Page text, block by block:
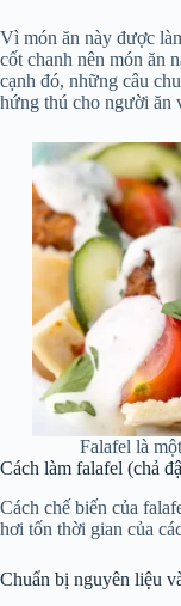
Vì món ăn này được
cốt chanh nên món ăn
cạnh đó, những câu
hứng thú cho người ăn
Falafel là
Cách làm falafel (chả
Cách chế biến của
hơi tốn thời gian của
Chuẩn bị nguyên liệu